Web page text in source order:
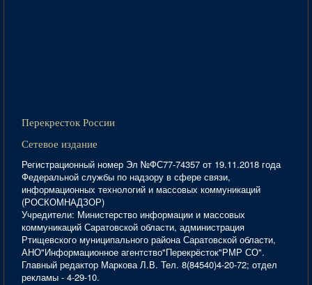
Перекресток России
Сетевое издание
Регистрационный номер Эл №ФС77-74357 от 19.11.2018 года
Федеральной службы по надзору в сфере связи,
информационных технологий и массовых коммуникаций
(РОСКОМНАДЗОР)
Учредители: Министерство информации и массовых
коммуникаций Саратовской области, администрация
Ртищевского муниципального района Саратовской области,
АНО"Информационное агентство"Перекрёсток"РМР СО".
Главный редактор Маркова Л.В. Тел. 8(84540)4-20-72; отдел
рекламы - 4-29-10.